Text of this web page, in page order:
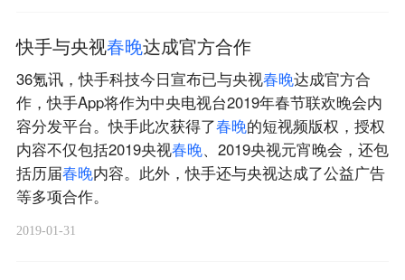
快手与央视春晚达成官方合作
36氪讯，快手科技今日宣布已与央视春晚达成官方合
作，快手App将作为中央电视台2019年春节联欢晚会内
容分发平台。快手此次获得了春晚的短视频版权，授权
内容不仅包括2019央视春晚、2019央视元宵晚会，还包
括历届春晚内容。此外，快手还与央视达成了公益广告
等多项合作。
2019-01-31